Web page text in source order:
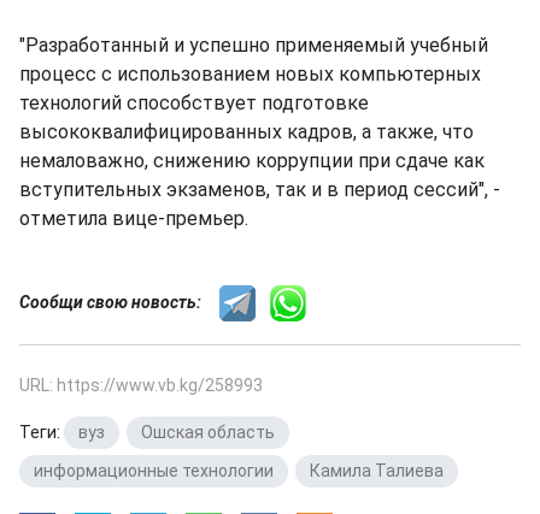
"Разработанный и успешно применяемый учебный
процесс с использованием новых компьютерных
технологий способствует подготовке
высококвалифицированных кадров, а также, что
немаловажно, снижению коррупции при сдаче как
вступительных экзаменов, так и в период сессий", -
отметила вице-премьер.
Сообщи свою новость:
URL: https://www.vb.kg/258993
Теги: вуз Ошская область
информационные технологии
Камила Талиева